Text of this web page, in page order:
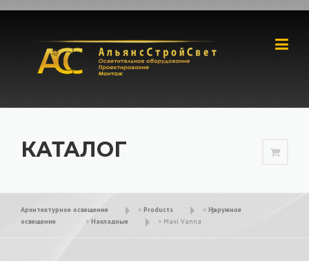
КАТАЛОГ
Архитектурное освещение > Products > Наружное
освещение
> Накладные > Maxi Vanna